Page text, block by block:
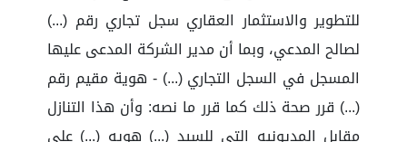
للتطوير والاستثمار العقاري سجل تجاري رقم (...)
لصالح المدعي، وبما أن مدير الشركة المدعى عليها
المسجل في السجل التجاري (...) - هوية مقيم رقم
(...) قرر صحة ذلك كما قرر ما نصه: وأن هذا التنازل
مقابل المديونيه التي للسيد (...) هويه (...) على